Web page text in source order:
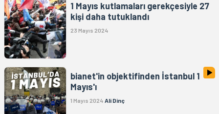
1 Mayıs kutlamaları gerekçesiyle 27
kişi daha tutuklandı
23 Mayıs 2024
bianet'in objektifinden İstanbul 1
Mayıs'ı
1 Mayıs 2024 Ali Dinç